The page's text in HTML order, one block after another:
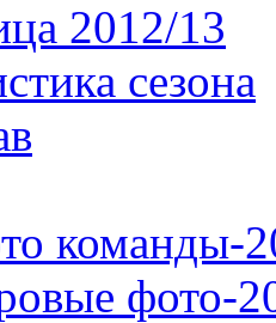
2012/13
сезона
команды-
фото-